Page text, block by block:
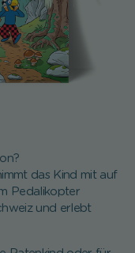
das Kind mit auf
Pedalikopter
und erlebt